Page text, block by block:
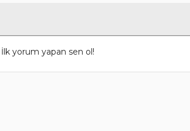
yorum yapan sen ol!